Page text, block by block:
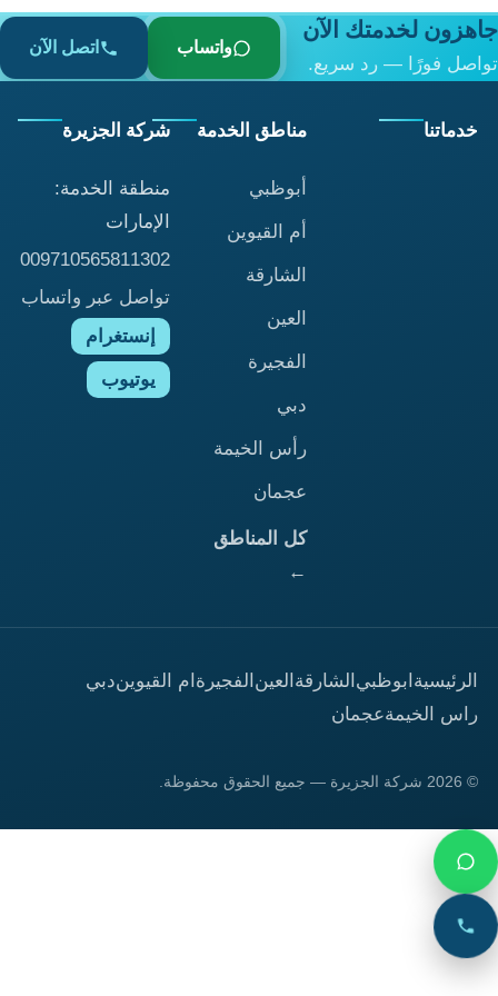
جاهزون لخدمتك الآن
تواصل فورًا — رد سريع.
واتساب اتصل الآن
خدماتنا مناطق الخدمة
أبوظبي
أم القيوين
الشارقة
العين
الفجيرة
دبي
رأس الخيمة
عجمان
كل المناطق
←
شركة الجزيرة
منطقة الخدمة:
الإمارات
009710565811302
تواصل عبر واتساب
إنستغرام
يوتيوب
الرئيسية ابوظبي الشارقة العين الفجيرة ام القيويندبي
راس الخيمةعجمان
© 2026 شركة الجزيرة — جميع الحقوق محفوظة.